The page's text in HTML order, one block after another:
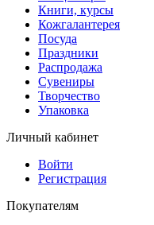
Книги, курсы
Кожгалантерея
Посуда
Праздники
Распродажа
Сувениры
Творчество
Упаковка
Личный кабинет
Войти
Регистрация
Покупателям